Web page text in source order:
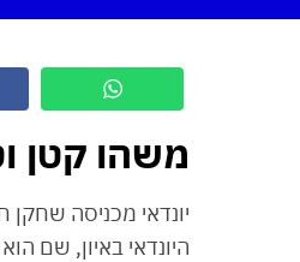
משהו קטן
היונדאי באיון, שם